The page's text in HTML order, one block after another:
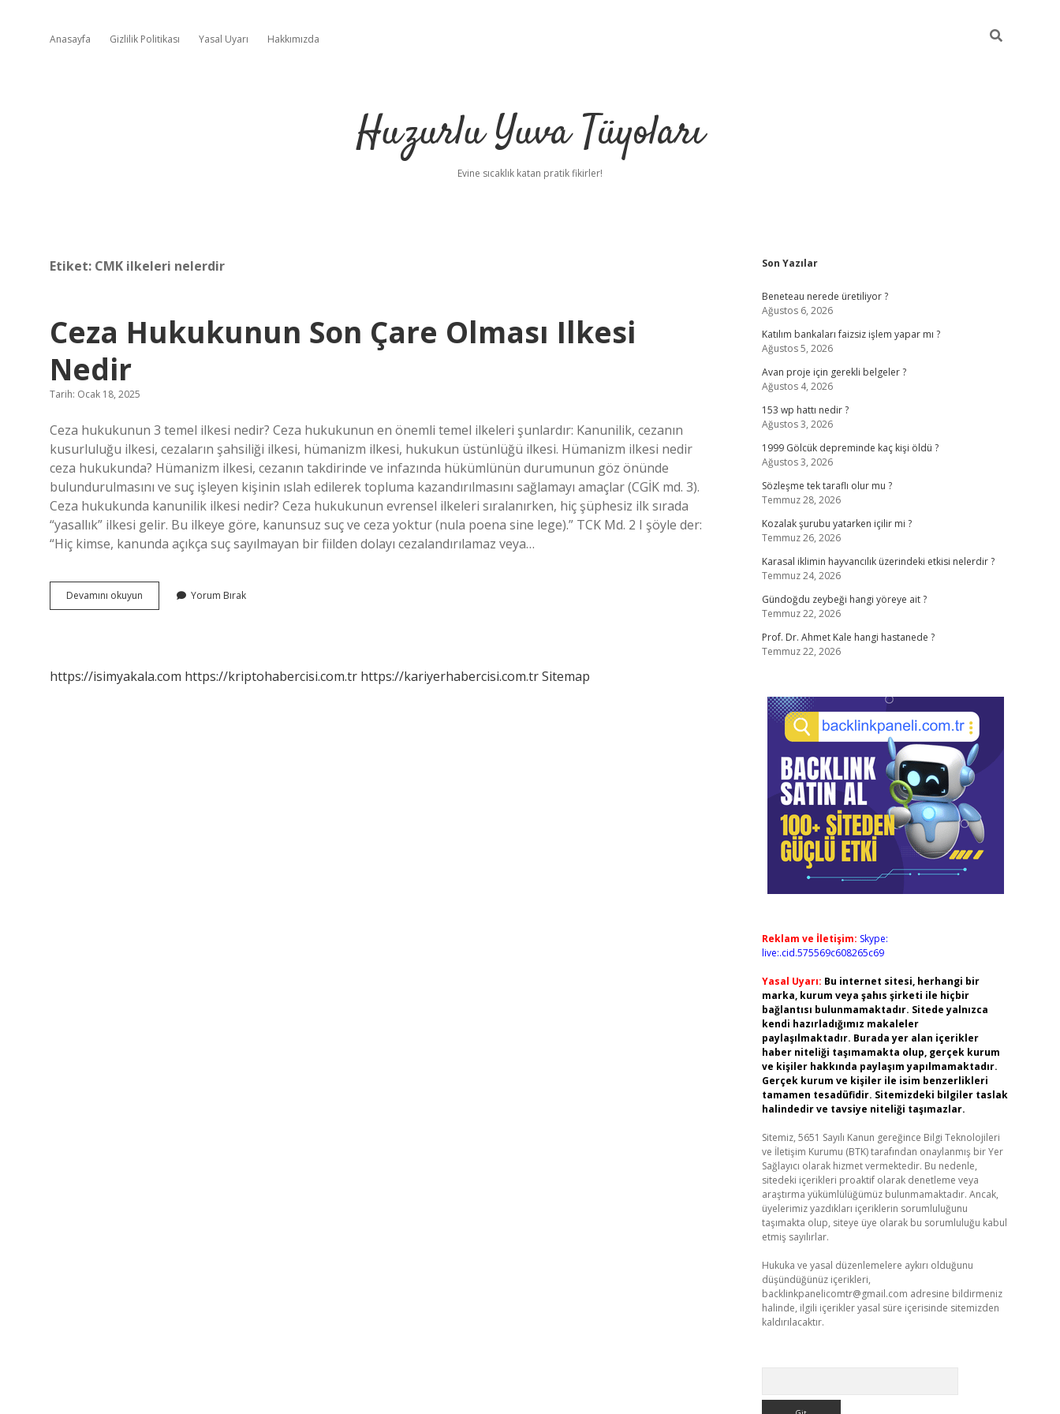
Anasayfa Gizlilik Politikası Yasal Uyarı Hakkımızda
Huzurlu Yuva Tüyoları
Evine sıcaklık katan pratik fikirler!
Etiket: CMK ilkeleri nelerdir
Ceza Hukukunun Son Çare Olması Ilkesi
Nedir
Tarih: Ocak 18, 2025
Ceza hukukunun 3 temel ilkesi nedir? Ceza hukukunun en önemli temel ilkeleri şunlardır: Kanunilik, cezanın
kusurluluğu ilkesi, cezaların şahsiliği ilkesi, hümanizm ilkesi, hukukun üstünlüğü ilkesi. Hümanizm ilkesi nedir
ceza hukukunda? Hümanizm ilkesi, cezanın takdirinde ve infazında hükümlünün durumunun göz önünde
bulundurulmasını ve suç işleyen kişinin ıslah edilerek topluma kazandırılmasını sağlamayı amaçlar (CGİK md. 3).
Ceza hukukunda kanunilik ilkesi nedir? Ceza hukukunun evrensel ilkeleri sıralanırken, hiç şüphesiz ilk sırada
“yasallık” ilkesi gelir. Bu ilkeye göre, kanunsuz suç ve ceza yoktur (nula poena sine lege).” TCK Md. 2 I şöyle der:
“Hiç kimse, kanunda açıkça suç sayılmayan bir fiilden dolayı cezalandırılamaz veya…
Devamını okuyun
Hukukunun
Nedir
Yorum Bırak
https://isimyakala.com https://kriptohabercisi.com.tr https://kariyerhabercisi.com.trSitemap
Sidebar
Son Yazılar
Beneteau nerede üretiliyor ?
Ağustos 6, 2026
Katılım bankaları faizsiz işlem yapar mı ?
Ağustos 5, 2026
Avan proje için gerekli belgeler ?
Ağustos 4, 2026
153 wp hattı nedir ?
Ağustos 3, 2026
1999 Gölcük depreminde kaç kişi öldü ?
Ağustos 3, 2026
Sözleşme tek taraflı olur mu ?
Temmuz 28, 2026
Kozalak şurubu yatarken içilir mi ?
Temmuz 26, 2026
Karasal iklimin hayvancılık üzerindeki etkisi nelerdir ?
Temmuz 24, 2026
Gündoğdu zeybeği hangi yöreye ait ?
Temmuz 22, 2026
Prof. Dr. Ahmet Kale hangi hastanede ?
Temmuz 22, 2026
Reklam ve İletişim: Skype:
live:.cid.575569c608265c69
Yasal Uyarı: Bu internet sitesi, herhangi bir
marka, kurum veya şahıs şirketi ile hiçbir
bağlantısı bulunmamaktadır. Sitede yalnızca
kendi hazırladığımız makaleler
paylaşılmaktadır. Burada yer alan içerikler
haber niteliği taşımamakta olup, gerçek kurum
ve kişiler hakkında paylaşım yapılmamaktadır.
Gerçek kurum ve kişiler ile isim benzerlikleri
tamamen tesadüfidir. Sitemizdeki bilgiler taslak
halindedir ve tavsiye niteliği taşımazlar.
Sitemiz, 5651 Sayılı Kanun gereğince Bilgi Teknolojileri
ve İletişim Kurumu (BTK) tarafından onaylanmış bir Yer
Sağlayıcı olarak hizmet vermektedir. Bu nedenle,
sitedeki içerikleri proaktif olarak denetleme veya
araştırma yükümlülüğümüz bulunmamaktadır. Ancak,
üyelerimiz yazdıkları içeriklerin sorumluluğunu
taşımakta olup, siteye üye olarak bu sorumluluğu kabul
etmiş sayılırlar.
Hukuka ve yasal düzenlemelere aykırı olduğunu
düşündüğünüz içerikleri,
backlinkpanelicomtr@gmail.com adresine bildirmeniz
halinde, ilgili içerikler yasal süre içerisinde sitemizden
kaldırılacaktır.